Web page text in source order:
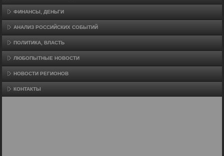
ФИНАНСЫ, ДЕНЬГИ
АНАЛИЗ РОССИЙСКИХ СОБЫТИЙ
ПОЛИТИКА, ВЛАСТЬ
ЛЮБОПЫТНЫЕ НОВОСТИ
НОВОСТИ РЕГИОНОВ
КОНТАКТЫ